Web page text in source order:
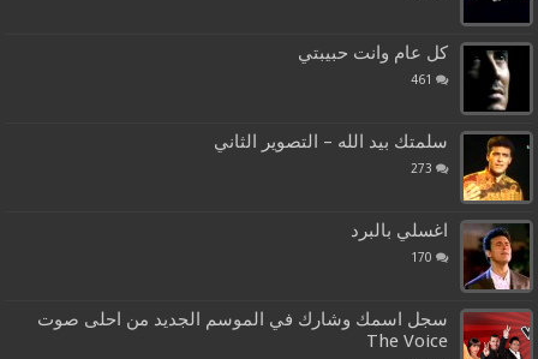
كل عام وانت حبيبتي
461
سلمتك بيد الله – التصوير الثاني
273
اغسلي بالبرد
170
سجل اسمك وشارك في الموسم الجديد من احلى صوت
The Voice